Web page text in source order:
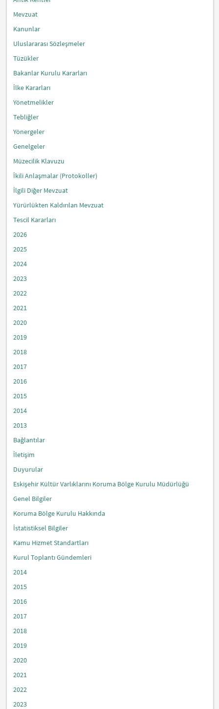
Mevzuat
Kanunlar
Uluslararası Sözleşmeler
Tüzükler
Bakanlar Kurulu Kararları
İlke Kararları
Yönetmelikler
Tebliğler
Yönergeler
Genelgeler
Müzecilik Klavuzu
İkili Anlaşmalar (Protokoller)
İlgili Diğer Mevzuat
Yürürlükten Kaldırılan Mevzuat
Tescil Kararları
2026
2025
2024
2023
2022
2021
2020
2019
2018
2017
2016
2015
2014
2013
Bağlantılar
İletişim
Duyurular
Eskişehir Kültür Varlıklarını Koruma Bölge Kurulu Müdürlüğü
Genel Bilgiler
Koruma Bölge Kurulu Hakkında
İstatistiksel Bilgiler
Kamu Hizmet Standartları
Kurul Toplantı Gündemleri
2014
2015
2016
2017
2018
2019
2020
2021
2022
2023